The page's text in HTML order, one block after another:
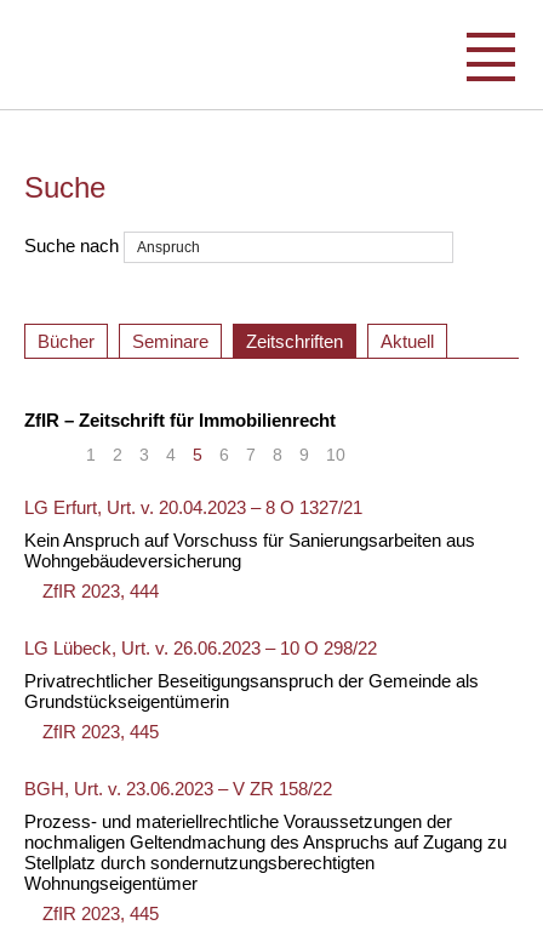
Suche
Suche nach
Bücher Seminare Zeitschriften Aktuell
ZfIR – Zeitschrift für Immobilienrecht
1 2 3 4 5 6 7 8 9 10
LG Erfurt, Urt. v. 20.04.2023 – 8 O 1327/21
Kein Anspruch auf Vorschuss für Sanierungsarbeiten aus
Wohngebäudeversicherung
ZfIR 2023, 444
LG Lübeck, Urt. v. 26.06.2023 – 10 O 298/22
Privatrechtlicher Beseitigungsanspruch der Gemeinde als
Grundstückseigentümerin
ZfIR 2023, 445
BGH, Urt. v. 23.06.2023 – V ZR 158/22
Prozess- und materiellrechtliche Voraussetzungen der
nochmaligen Geltendmachung des Anspruchs auf Zugang zu
Stellplatz durch sondernutzungsberechtigten
Wohnungseigentümer
ZfIR 2023, 445